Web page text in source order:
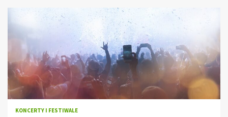
KONCERTY I FESTIWALE